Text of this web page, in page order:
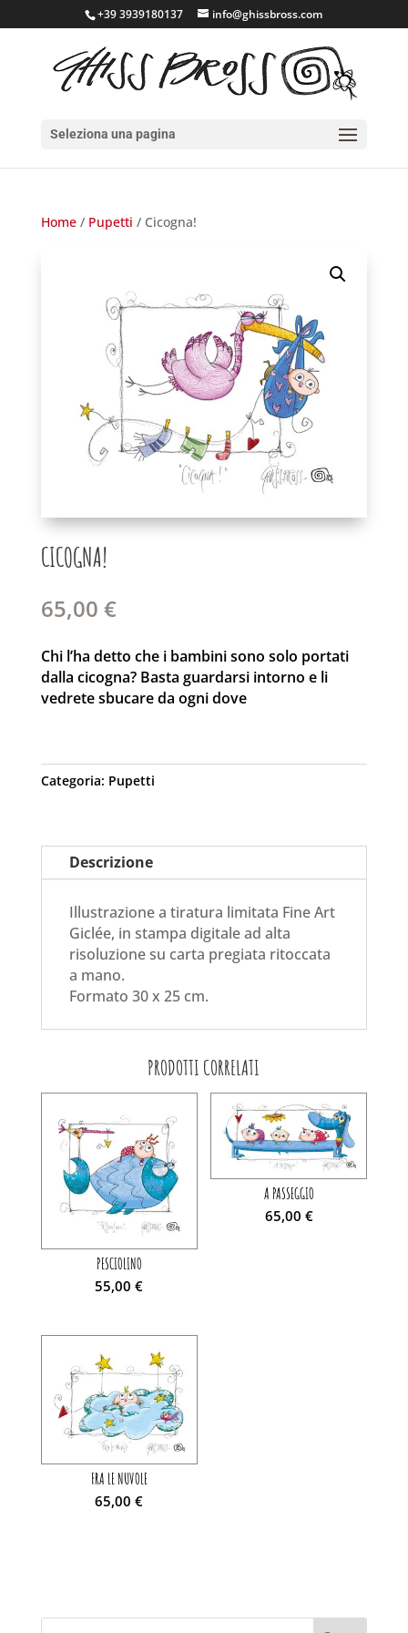
+39 3939180137 info@ghissbross.com
Seleziona una pagina
Home/ Pupetti / Cicogna!
CICOGNA!
65,00 €
Chi l’ha detto che i bambini sono solo portati
dalla cicogna? Basta guardarsi intorno e li
vedrete sbucare da ogni dove
Categoria: Pupetti
Descrizione
Illustrazione a tiratura limitata Fine Art
Giclée, in stampa digitale ad alta
risoluzione su carta pregiata ritoccata
a mano.
Formato 30 x 25 cm.
PRODOTTI CORRELATI
PESCIOLINO
55,00€
A PASSEGGIO
65,00 €
FRA LE NUVOLE
65,00€